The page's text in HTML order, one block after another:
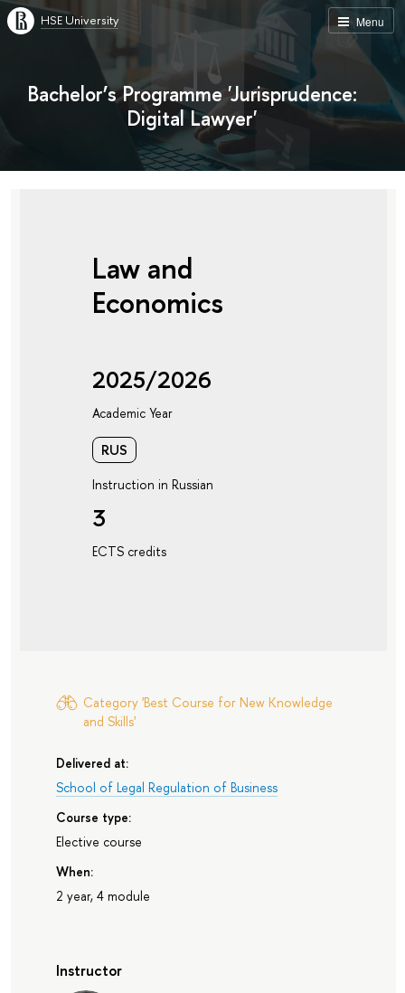
Menu
HSE University
Bachelor’s Programme 'Jurisprudence:
Digital Lawyer'
Law and
Economics
2025/2026
Academic Year
RUS
Instruction in Russian
3
ECTS credits
Category 'Best Course for New Knowledge
and Skills'
Delivered at:
School of Legal Regulation of Business
Course type:
Elective course
When:
2 year, 4 module
Instructor